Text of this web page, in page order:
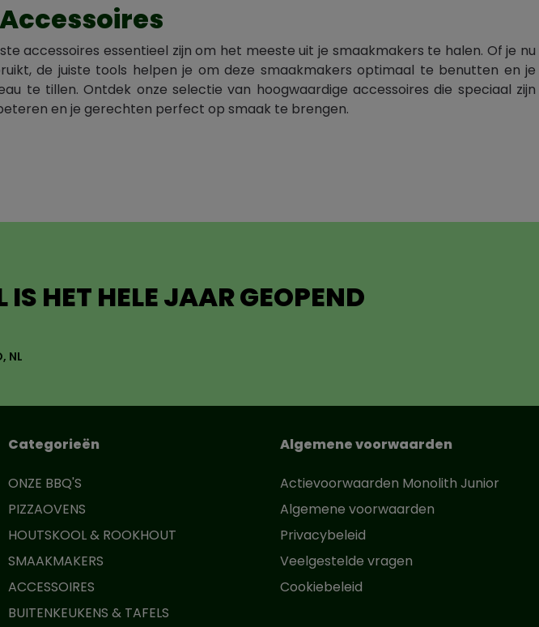
accessoires essentieel zijn om het meeste uit je smaakmakers te halen. Of je nu
de juiste tools helpen je om deze smaakmakers optimaal te benutten en je
te tillen. Ontdek onze selectie van hoogwaardige accessoires die speciaal zijn
en je gerechten perfect op smaak te brengen.
HET HELE JAAR GEOPEND
NL
Categorieën
ONZE BBQ'S
PIZZAOVENS
HOUTSKOOL & ROOKHOUT
SMAAKMAKERS
ACCESSOIRES
BUITENKEUKENS & TAFELS
Algemene voorwaarden
Actievoorwaarden Monolith Junior
Algemene voorwaarden
Privacybeleid
Veelgestelde vragen
Cookiebeleid